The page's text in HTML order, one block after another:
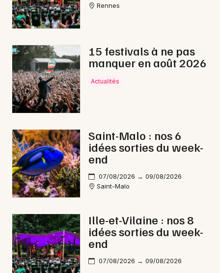
Rennes
15 festivals à ne pas
manquer en août 2026
Actualités
Saint-Malo : nos 6
idées sorties du week-
end
07/08/2026 → 09/08/2026
Saint-Malo
Ille-et-Vilaine : nos 8
idées sorties du week-
end
07/08/2026 → 09/08/2026